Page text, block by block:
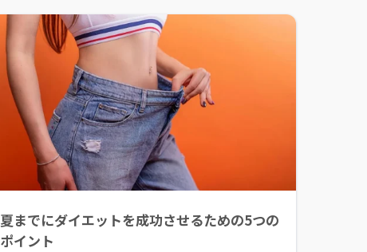
夏までにダイエットを成功させるための5つの
ポイント